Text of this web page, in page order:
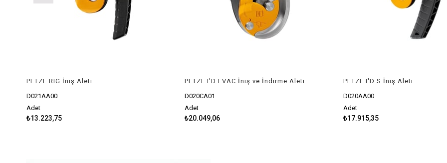
PETZL RIG İniş Aleti
D021AA00
Adet
₺13.223,75
PETZL I'D EVAC İniş ve İndirme Aleti
D020CA01
Adet
₺20.049,06
PETZL I'D S İniş Aleti
D020AA00
Adet
₺17.915,35